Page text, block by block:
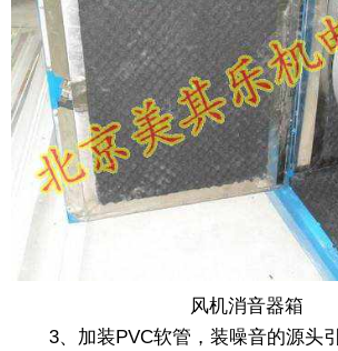
风机消音器箱
3、加装PVC软管，装噪音的源头